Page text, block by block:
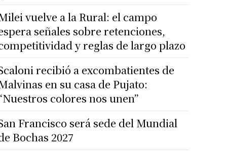
vuelve a la Rural: el campo
señales sobre retenciones,
y reglas de largo plazo
recibió a excombatientes de
en su casa de Pujato:
colores nos unen”
Francisco será sede del Mundial
Bochas 2027